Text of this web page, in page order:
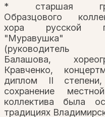
* старшая
Образцового
хора русской
"Муравушка"
(руководитель
Балашова,
Кравченко,
диплом II
сохранение
коллектива была
традициях